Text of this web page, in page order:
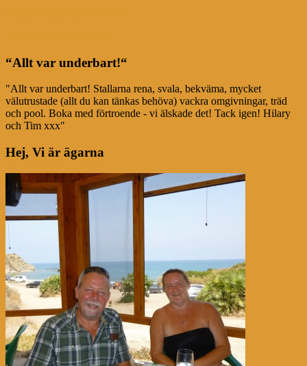
“Allt var underbart!“
"Allt var underbart! Stallarna rena, svala, bekväma, mycket
välutrustade (allt du kan tänkas behöva) vackra omgivningar, träd
och pool. Boka med förtroende - vi älskade det! Tack igen! Hilary
och Tim xxx"
Hej, Vi är ägarna